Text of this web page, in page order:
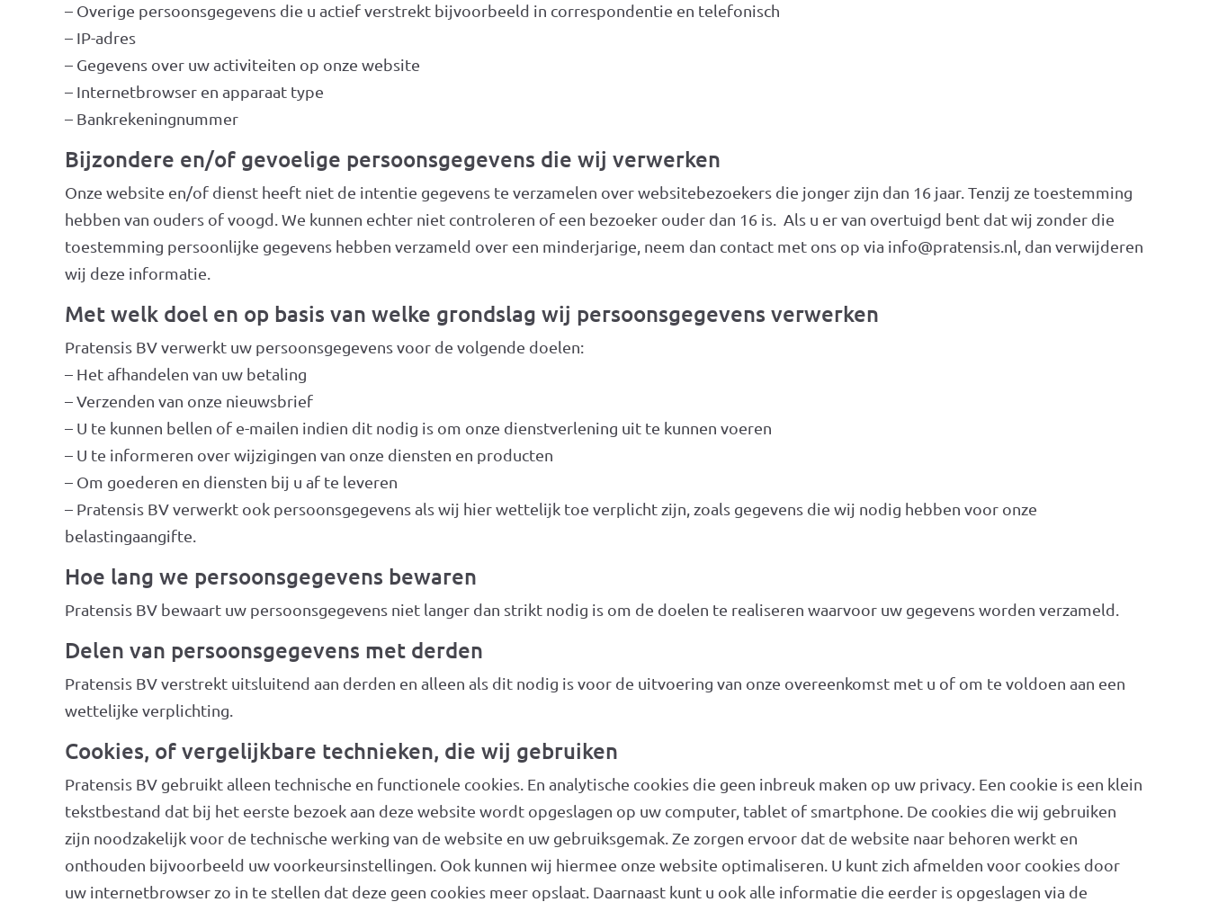
– Overige persoonsgegevens die u actief verstrekt bijvoorbeeld in correspondentie en telefonisch
– IP-adres
– Gegevens over uw activiteiten op onze website
– Internetbrowser en apparaat type
– Bankrekeningnummer
Bijzondere en/of gevoelige persoonsgegevens die wij verwerken
Onze website en/of dienst heeft niet de intentie gegevens te verzamelen over websitebezoekers die jonger zijn dan 16 jaar. Tenzij ze toestemming
hebben van ouders of voogd. We kunnen echter niet controleren of een bezoeker ouder dan 16 is. Als u er van overtuigd bent dat wij zonder die
toestemming persoonlijke gegevens hebben verzameld over een minderjarige, neem dan contact met ons op via info@pratensis.nl, dan verwijderen
wij deze informatie.
Met welk doel en op basis van welke grondslag wij persoonsgegevens verwerken
Pratensis BV verwerkt uw persoonsgegevens voor de volgende doelen:
– Het afhandelen van uw betaling
– Verzenden van onze nieuwsbrief
– U te kunnen bellen of e-mailen indien dit nodig is om onze dienstverlening uit te kunnen voeren
– U te informeren over wijzigingen van onze diensten en producten
– Om goederen en diensten bij u af te leveren
– Pratensis BV verwerkt ook persoonsgegevens als wij hier wettelijk toe verplicht zijn, zoals gegevens die wij nodig hebben voor onze
belastingaangifte.
Hoe lang we persoonsgegevens bewaren
Pratensis BV bewaart uw persoonsgegevens niet langer dan strikt nodig is om de doelen te realiseren waarvoor uw gegevens worden verzameld.
Delen van persoonsgegevens met derden
Pratensis BV verstrekt uitsluitend aan derden en alleen als dit nodig is voor de uitvoering van onze overeenkomst met u of om te voldoen aan een
wettelijke verplichting.
Cookies, of vergelijkbare technieken, die wij gebruiken
Pratensis BV gebruikt alleen technische en functionele cookies. En analytische cookies die geen inbreuk maken op uw privacy. Een cookie is een klein
tekstbestand dat bij het eerste bezoek aan deze website wordt opgeslagen op uw computer, tablet of smartphone. De cookies die wij gebruiken
zijn noodzakelijk voor de technische werking van de website en uw gebruiksgemak. Ze zorgen ervoor dat de website naar behoren werkt en
onthouden bijvoorbeeld uw voorkeursinstellingen. Ook kunnen wij hiermee onze website optimaliseren. U kunt zich afmelden voor cookies door
uw internetbrowser zo in te stellen dat deze geen cookies meer opslaat. Daarnaast kunt u ook alle informatie die eerder is opgeslagen via de